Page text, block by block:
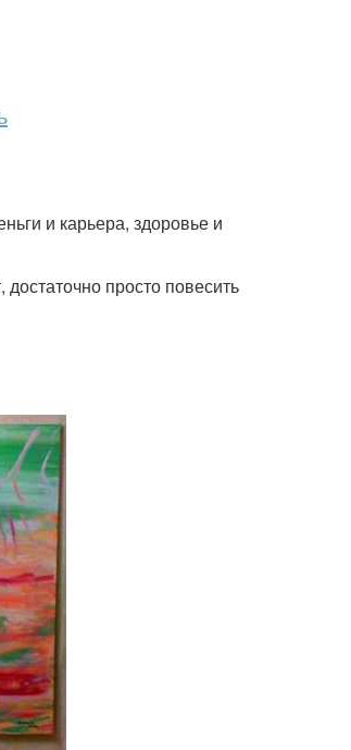
и карьера, здоровье и
просто повесить